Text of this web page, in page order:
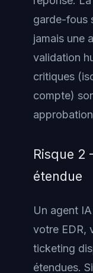
garde-fous
jamais une
validation
critiques
compte)
Risque
étendue
Un agent
votre EDR,
ticketing
étendues.